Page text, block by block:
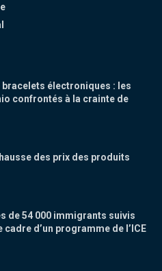
bracelets électroniques : les
confrontés à la crainte de
des prix des produits
de 54 000 immigrants suivis
cadre d’un programme de l’ICE